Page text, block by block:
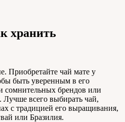
хранить
Приобретайте чай мате у
быть уверенным в его
сомнительных брендов или
всего выбирать чай,
с традицией его выращивания,
или Бразилия.